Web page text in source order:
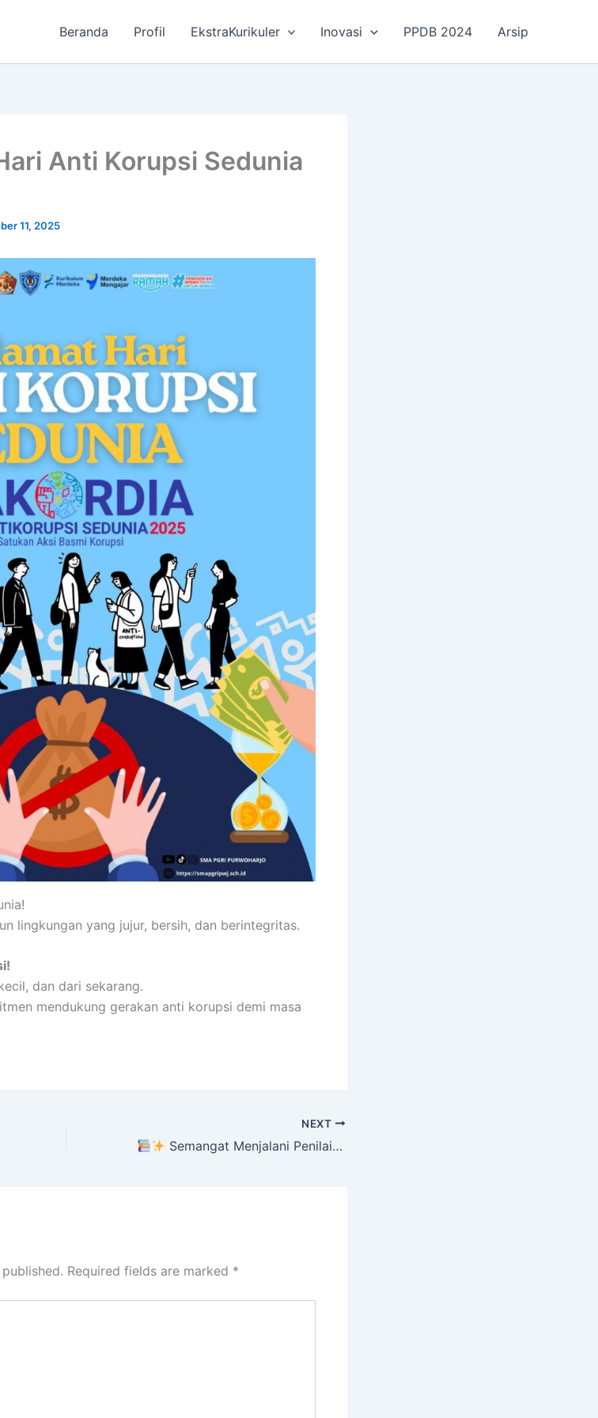
Beranda Profil EkstraKurikuler Inovasi PPDB 2024 Arsip
Anti Korupsi Sedunia
11, 2025
lingkungan yang jujur, bersih, dan berintegritas.
dan dari sekarang.
mendukung gerakan anti korupsi demi masa
NEXT
Semangat Menjalani Penilaian Sumatif Akhir Semester!
Required fields are marked *